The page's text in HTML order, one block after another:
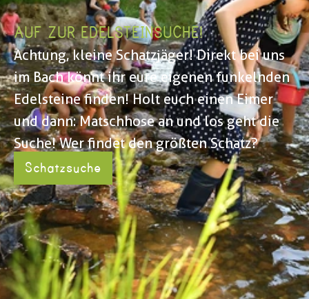
AUF ZUR EDELSTEINSUCHE!
Achtung, kleine Schatzjäger! Direkt bei uns
im Bach könnt ihr eure eigenen funkelnden
Edelsteine finden! Holt euch einen Eimer
und dann: Matschhose an und los geht die
Suche! Wer findet den größten Schatz?
Schatzsuche